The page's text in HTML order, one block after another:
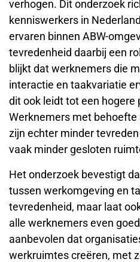
verhogen. Dit onderzoek
kenniswerkers in
ervaren binnen ABW-
tevredenheid daarbij een
blijkt dat werknemers die
interactie en taakvariatie
dit ook leidt tot een
Werknemers met
zijn echter minder
vaak minder gesloten
Het onderzoek bevestigt
tussen werkomgeving en
tevredenheid, maar laat
alle werknemers even
aanbevolen dat
werkruimtes creëren, met